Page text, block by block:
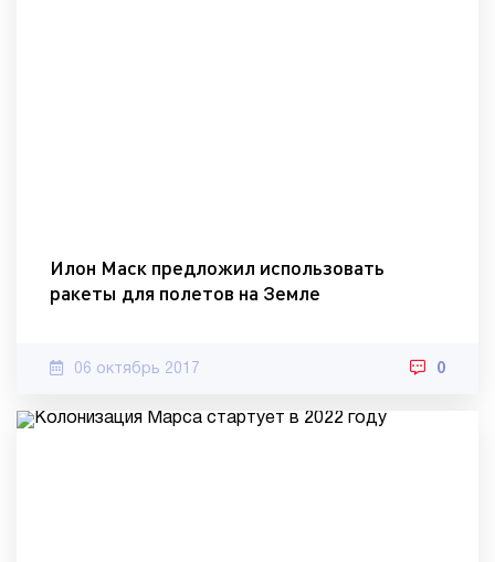
Илон Маск предложил использовать
ракеты для полетов на Земле
06 октябрь 2017 0